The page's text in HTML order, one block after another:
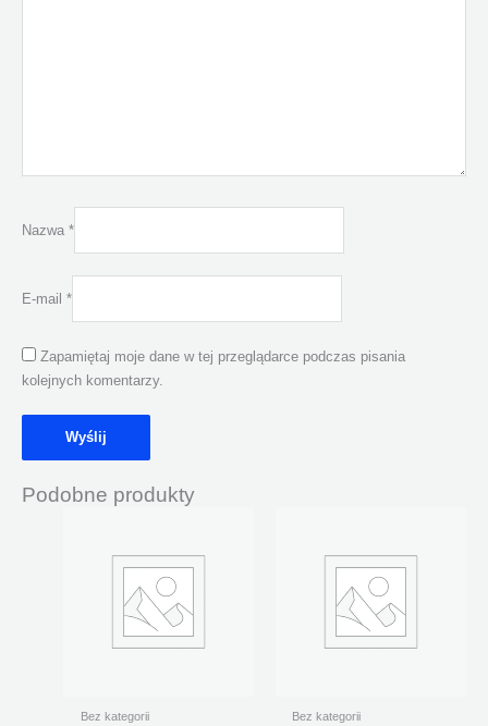
Nazwa *
E-mail *
Zapamiętaj moje dane w tej przeglądarce podczas pisania
kolejnych komentarzy.
Podobne produkty
Bez kategorii Bez kategorii